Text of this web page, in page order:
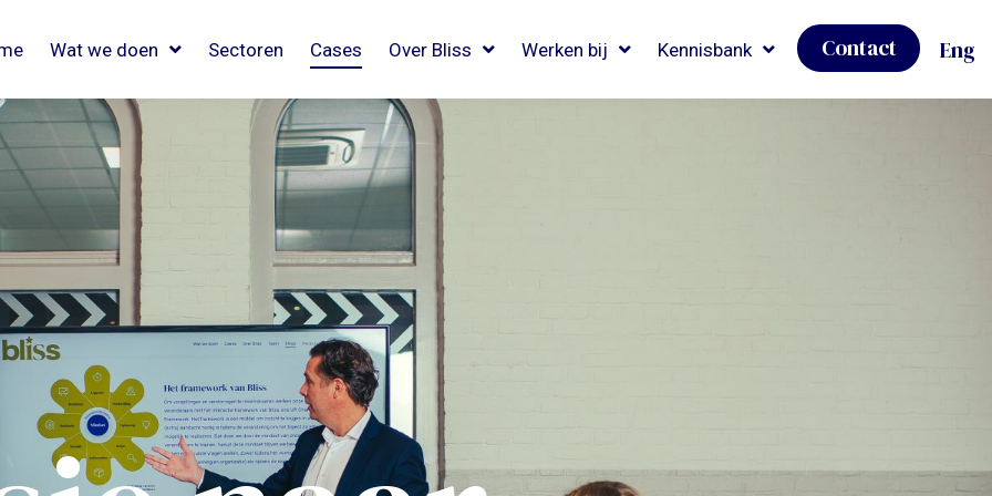
Wat we doen Sectoren Cases Over Bliss Werken bij Kennisbank Contact Eng